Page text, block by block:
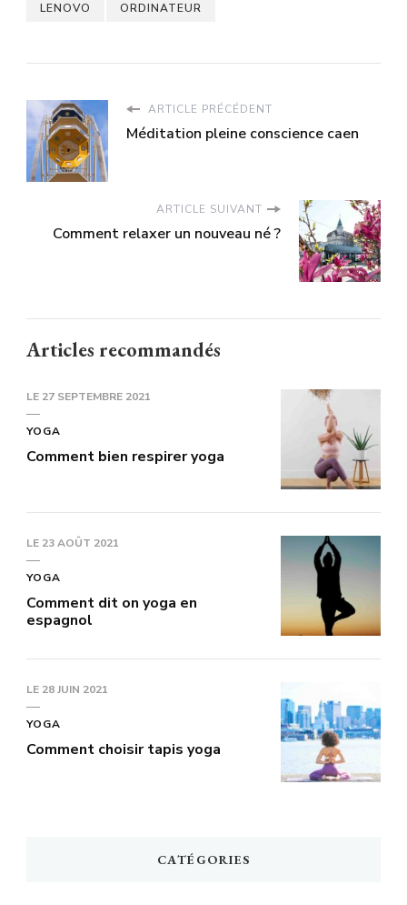
LENOVO ORDINATEUR
ARTICLE PRÉCÉDENT
Méditation pleine conscience caen
ARTICLE SUIVANT
Comment relaxer un nouveau né ?
Articles recommandés
LE 27 SEPTEMBRE 2021
YOGA
Comment bien respirer yoga
LE 23 AOÛT 2021
YOGA
Comment dit on yoga en
espagnol
LE 28 JUIN 2021
YOGA
Comment choisir tapis yoga
CATÉGORIES